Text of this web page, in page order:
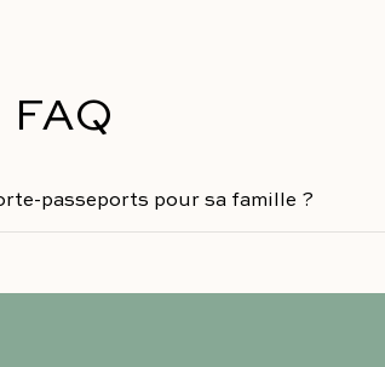
FAQ
passeports pour sa famille ?